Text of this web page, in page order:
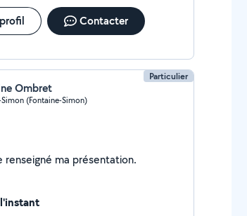
Contacter
Particulier
Ombret
(Fontaine-Simon)
Je n'ai pas encore renseigné ma présentation.